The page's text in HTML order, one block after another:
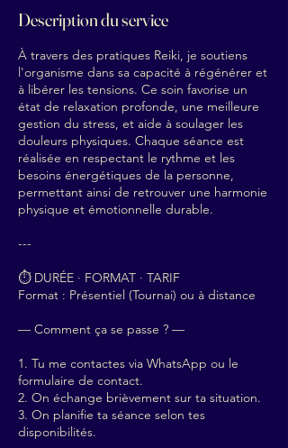
Description du service
À travers des pratiques Reiki, je soutiens
l'organisme dans sa capacité à régénérer et
à libérer les tensions. Ce soin favorise un
état de relaxation profonde, une meilleure
gestion du stress, et aide à soulager les
douleurs physiques. Chaque séance est
réalisée en respectant le rythme et les
besoins énergétiques de la personne,
permettant ainsi de retrouver une harmonie
physique et émotionnelle durable.
---
⏱ DURÉE · FORMAT · TARIF
Format : Présentiel (Tournai) ou à distance
— Comment ça se passe ? —
1. Tu me contactes via WhatsApp ou le
formulaire de contact.
2. On échange brièvement sur ta situation.
3. On planifie ta séance selon tes
disponibilités.